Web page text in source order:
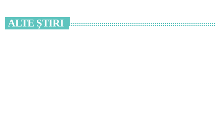
ALTE ŞTIRI